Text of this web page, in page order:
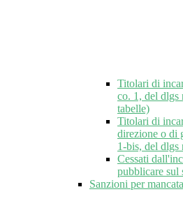
Titolari di
co. 1, del dlgs
tabelle)
Titolari di
direzione o di
1-bis, del dlgs
Cessati
pubblicare sul
Sanzioni per